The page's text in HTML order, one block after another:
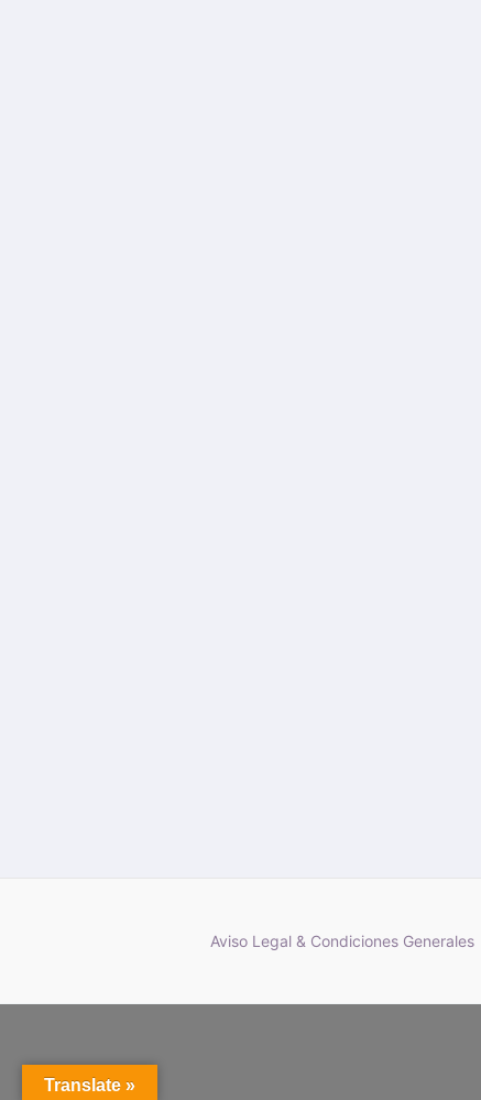
Aviso Legal & Condiciones Generales
Translate »